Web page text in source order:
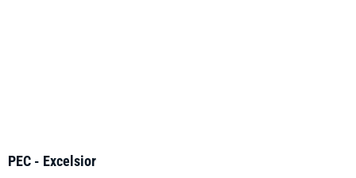
PEC - Excelsior